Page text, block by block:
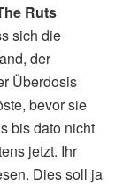
Ruts
sich die
der
Überdosis
bevor sie
bis dato nicht
jetzt. Ihr
Dies soll ja